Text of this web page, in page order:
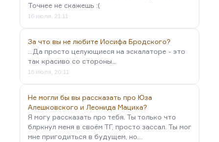
Точнее не скажешь :(
16 июля, 21:11
За что вы не любите Иосифа Бродского?
...Да просто целующиеся на эскалаторе - это
так красиво со стороны...
16 июля, 20:11
Не могли бы вы рассказать про Юза
Алешковского и Леонида Мациха?
Я могу рассказать про тебя. Ты только что
блркнул меня в своём ТГ, просто зассал. Ты мог
мне пригодиться в будущем, но…